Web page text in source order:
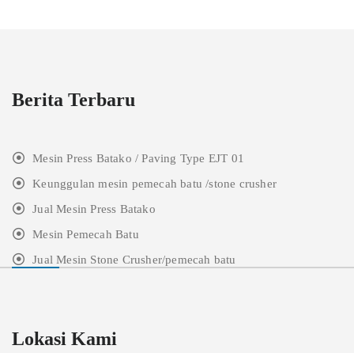
Berita Terbaru
Mesin Press Batako / Paving Type EJT 01
Keunggulan mesin pemecah batu /stone crusher
Jual Mesin Press Batako
Mesin Pemecah Batu
Jual Mesin Stone Crusher/pemecah batu
Lokasi Kami